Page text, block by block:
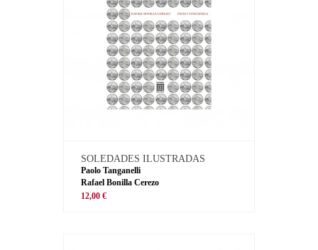
SOLEDADES ILUSTRADAS
Paolo Tanganelli
Rafael Bonilla Cerezo
12,00 €